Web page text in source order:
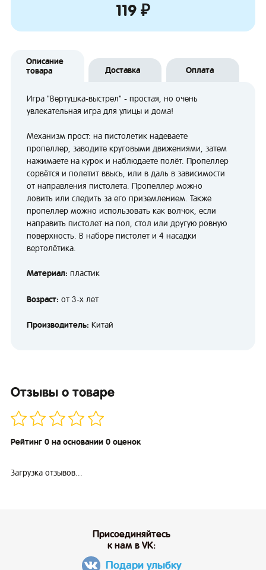
119 ₽
Описание
товара
Доставка Оплата
Игра "Вертушка-выстрел" - простая, но очень
увлекательная игра для улицы и дома!
Механизм прост: на пистолетик надеваете
пропеллер, заводите круговыми движениями, затем
нажимаете на курок и наблюдаете полёт. Пропеллер
сорвётся и полетит ввысь, или в даль в зависимости
от направления пистолета. Пропеллер можно
ловить или следить за его приземлением. Также
пропеллер можно использовать как волчок, если
направить пистолет на пол, стол или другую ровную
поверхность. В наборе пистолет и 4 насадки
вертолётика.
Материал: пластик
Возраст: от 3-х лет
Производитель: Китай
Отзывы о товаре
Рейтинг 0 на основании 0 оценок
Загрузка отзывов...
Присоединяйтесь
к нам в VK:
Подари улыбку